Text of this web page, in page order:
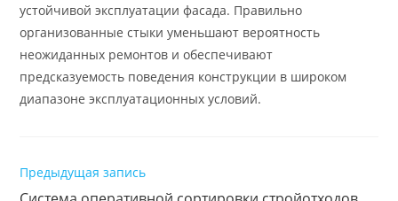
устойчивой эксплуатации фасада. Правильно
организованные стыки уменьшают вероятность
неожиданных ремонтов и обеспечивают
предсказуемость поведения конструкции в широком
диапазоне эксплуатационных условий.
Читать
Предыдущая запись